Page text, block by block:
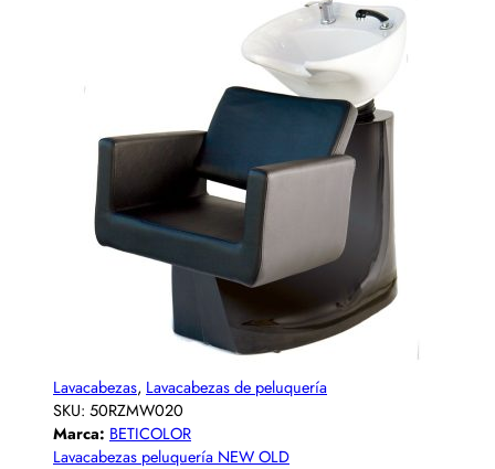
Lavacabezas, Lavacabezas de peluquería
SKU: 50RZMW020
Marca: BETICOLOR
Lavacabezas peluquería NEW OLD